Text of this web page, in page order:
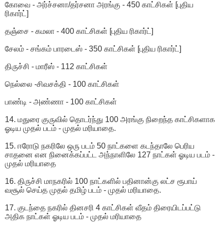
கோவை - அர்ச்சனா/தர்சனா அரங்கு - 450 காட்சிகள் [புதிய
ரிகார்ட்]
தஞ்சை - கமலா - 400 காட்சிகள் [புதிய ரிகார்ட்]
சேலம் - சங்கம் பாரடைஸ் - 350 காட்சிகள் [புதிய ரிகார்ட்]
திருச்சி - மாரீஸ் - 112 காட்சிகள்
நெல்லை -சிவசக்தி - 100 காட்சிகள்
பாண்டி - அண்ணா - 100 காட்சிகள்
14. மதுரை குருவில் தொடர்ந்து 100 அரங்கு நிறைந்த காட்சிகளாக
ஓடிய முதல் படம் - முதல் மரியாதை.
15. ஈரோடு நகரிலே ஒரு படம் 50 நாட்களை கடந்தாலே பெரிய
சாதனை என நினைக்கப்பட்ட அந்நாளிலே 127 நாட்கள் ஓடிய படம் -
முதல் மரியாதை
16. திருச்சி மாநகரில் 100 நாட்களில் பதினான்கு லட்ச ரூபாய்
வசூல் செய்த முதல் தமிழ் படம் - முதல் மரியாதை.
17. குடந்தை நகரில் தினசரி 4 காட்சிகள் வீதம் திரையிடப்பட்டு
அதிக நாட்கள் ஓடிய படம் - முதல் மரியாதை